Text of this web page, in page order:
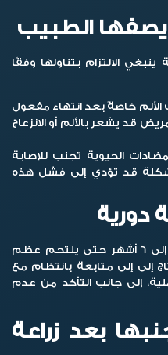
يصفها الطبيب
الالتزام بتناولها وفقًا
خاصةً بعد انتهاء مفعول
قد يشعر بالألم أو الانزعاج
الحيوية تجنب للإصابة
قد تؤدي إلى فشل هذه
دورية
يحتاج المريض لفترة تتراوح بين 3 إلى 6 أشهر حتى يلتحم عظم
إلى إلى متابعة بانتظام مع
إلى جانب التأكد من عدم
بعد زراعة